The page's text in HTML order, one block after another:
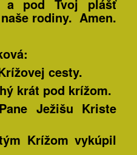
a pod Tvoj plášť
rodiny. Amen.
cesty.
krát pod krížom.
Ježišu Kriste
Krížom vykúpil